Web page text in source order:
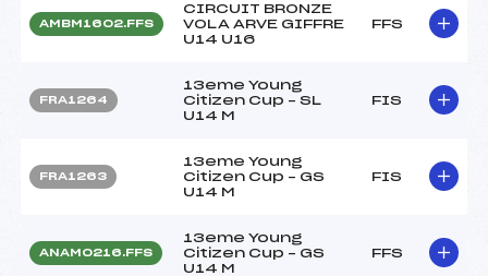
AMBM1602.FFS
CIRCUIT BRONZE
VOLA ARVE GIFFRE
U14 U16
FFS
FRA1264
13eme Young
Citizen Cup – SL
U14 M
FIS
FRA1263
13eme Young
Citizen Cup – GS
U14 M
FIS
ANAM0216.FFS
13eme Young
Citizen Cup – GS
U14 M
FFS